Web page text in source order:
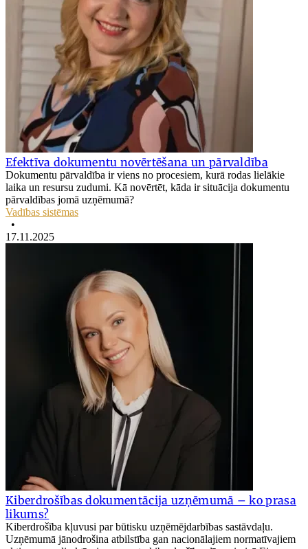
Efektīva dokumentu novērtēšana un pārvaldība
Dokumentu pārvaldība ir viens no procesiem, kurā rodas lielākie
laika un resursu zudumi. Kā novērtēt, kāda ir situācija dokumentu
pārvaldības jomā uzņēmumā?
Vadības sistēmas
•
17.11.2025
Kiberdrošības dokumentācija uzņēmumā – ko prasa
likums?
Kiberdrošība kļuvusi par būtisku uzņēmējdarbības sastāvdaļu.
Uzņēmumā jānodrošina atbilstība gan nacionālajiem normatīvajiem